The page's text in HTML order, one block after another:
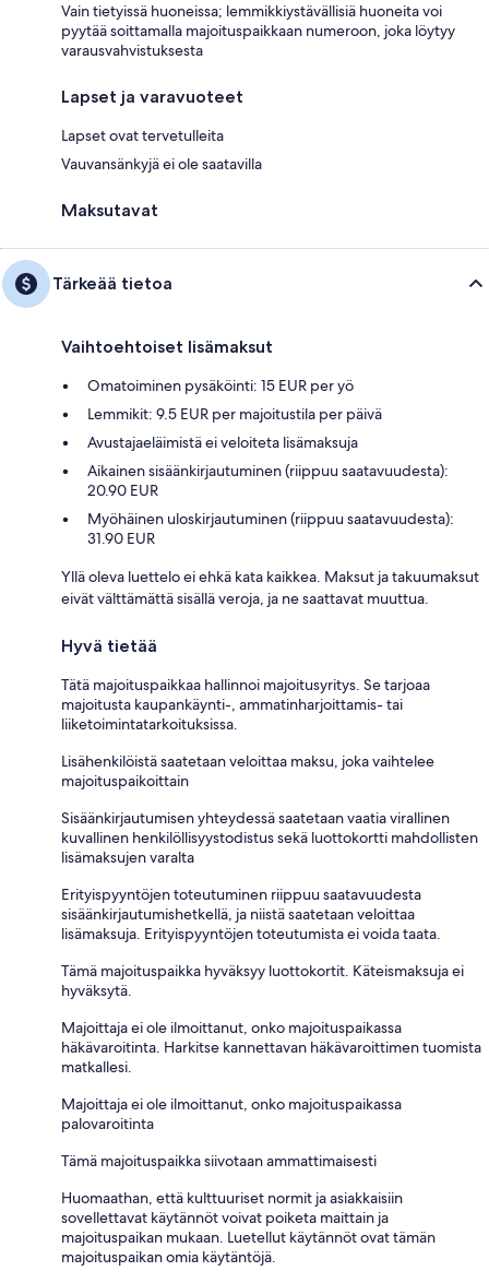
Vain tietyissä huoneissa; lemmikkiystävällisiä huoneita voi
pyytää soittamalla majoituspaikkaan numeroon, joka löytyy
varausvahvistuksesta
Lapset ja varavuoteet
Lapset ovat tervetulleita
Vauvansänkyjä ei ole saatavilla
Maksutavat
Tärkeää tietoa
Vaihtoehtoiset lisämaksut
Omatoiminen pysäköinti: 15 EUR per yö
Lemmikit: 9.5 EUR per majoitustila per päivä
Avustajaeläimistä ei veloiteta lisämaksuja
Aikainen sisäänkirjautuminen (riippuu saatavuudesta):
20.90 EUR
Myöhäinen uloskirjautuminen (riippuu saatavuudesta):
31.90 EUR
Yllä oleva luettelo ei ehkä kata kaikkea. Maksut ja takuumaksut
eivät välttämättä sisällä veroja, ja ne saattavat muuttua.
Hyvä tietää
Tätä majoituspaikkaa hallinnoi majoitusyritys. Se tarjoaa
majoitusta kaupankäynti-, ammatinharjoittamis- tai
liiketoimintatarkoituksissa.
Lisähenkilöistä saatetaan veloittaa maksu, joka vaihtelee
majoituspaikoittain
Sisäänkirjautumisen yhteydessä saatetaan vaatia virallinen
kuvallinen henkilöllisyystodistus sekä luottokortti mahdollisten
lisämaksujen varalta
Erityispyyntöjen toteutuminen riippuu saatavuudesta
sisäänkirjautumishetkellä, ja niistä saatetaan veloittaa
lisämaksuja. Erityispyyntöjen toteutumista ei voida taata.
Tämä majoituspaikka hyväksyy luottokortit. Käteismaksuja ei
hyväksytä.
Majoittaja ei ole ilmoittanut, onko majoituspaikassa
häkävaroitinta. Harkitse kannettavan häkävaroittimen tuomista
matkallesi.
Majoittaja ei ole ilmoittanut, onko majoituspaikassa
palovaroitinta
Tämä majoituspaikka siivotaan ammattimaisesti
Huomaathan, että kulttuuriset normit ja asiakkaisiin
sovellettavat käytännöt voivat poiketa maittain ja
majoituspaikan mukaan. Luetellut käytännöt ovat tämän
majoituspaikan omia käytäntöjä.